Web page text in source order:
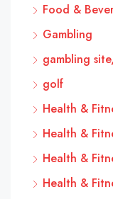
Food &
Gambling
gambling
golf
Health &
Health &
Health &
Health &